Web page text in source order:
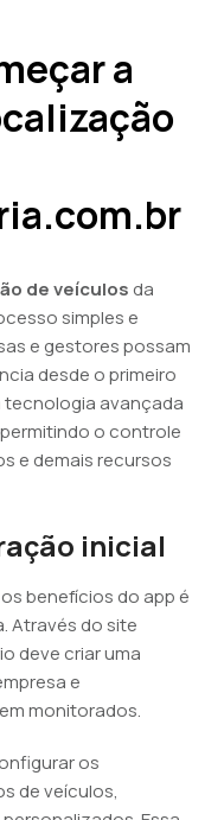
a
de veículos da
simples e
e gestores possam
desde o primeiro
avançada
o controle
e demais recursos
inicial
benefícios do app é
Através do site
deve criar uma
e
monitorados.
os
de veículos,